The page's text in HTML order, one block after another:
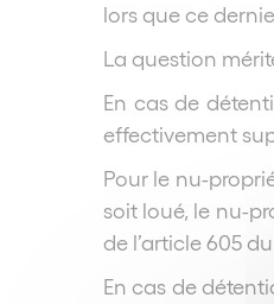
lors que ce
La question
En cas de
effectivement
Pour le nu-
soit loué, le nu-
de l’article 605
En cas de